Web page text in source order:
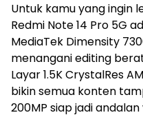
Untuk kamu yang ingin
Redmi Note 14 Pro 5G
MediaTek Dimensity
menangani editing
Layar 1.5K CrystalRes
bikin semua konten
200MP siap jadi